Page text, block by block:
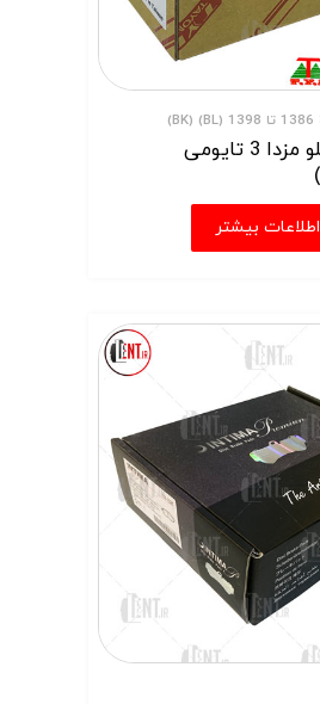
لنت ترمز جلو مزدا 3 تایومی
اطلاعات بیشتر